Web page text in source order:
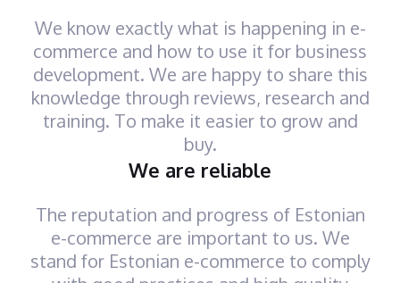
We know exactly what is happening in e-
commerce and how to use it for business
development. We are happy to share this
knowledge through reviews, research and
training. To make it easier to grow and
buy.
We are reliable
The reputation and progress of Estonian
e-commerce are important to us. We
stand for Estonian e-commerce to comply